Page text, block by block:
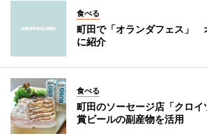
食べる
町田で「オランダフェス」
に紹介
食べる
町田のソーセージ店「クロ
賞ビールの副産物を活用